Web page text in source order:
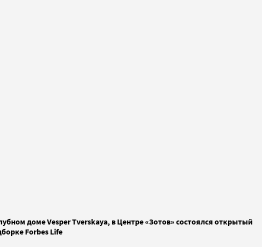
доме Vesper Tverskaya, в Центре «Зотов» состоялся открытый
Forbes Life